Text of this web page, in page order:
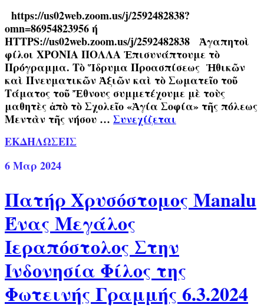
https://us02web.zoom.us/j/2592482838?
omn=86954823956 ή
HTTPS://us02web.zoom.us/j/2592482838 Ἀγαπητοὶ
φίλοι ΧΡΟΝΙΑ ΠΟΛΛΑ Ἐπισυνάπτουμε τὸ
Πρόγραμμα. Τὸ Ἵδρυμα Προασπίσεως Ἠθικῶν
καὶ Πνευματικῶν Ἀξιῶν καὶ τὸ Σωματεῖο τοῦ
Τάματος τοῦ Ἔθνους συμμετέχουμε μὲ τοὺς
μαθητὲς ἀπὸ τὸ Σχολεῖο «Ἁγία Σοφία» τῆς πόλεως
Μεντὰν τῆς νήσου … Συνεχίζεται
ΕΚΔΗΛΩΣΕΙΣ
6Μαρ 2024
Πατήρ Χρυσόστομος Manalu
Ένας Μεγάλος
Ιεραπόστολος Στην
Ινδονησία Φίλος της
Φωτεινής Γραμμής 6.3.2024